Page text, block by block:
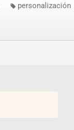
personalización